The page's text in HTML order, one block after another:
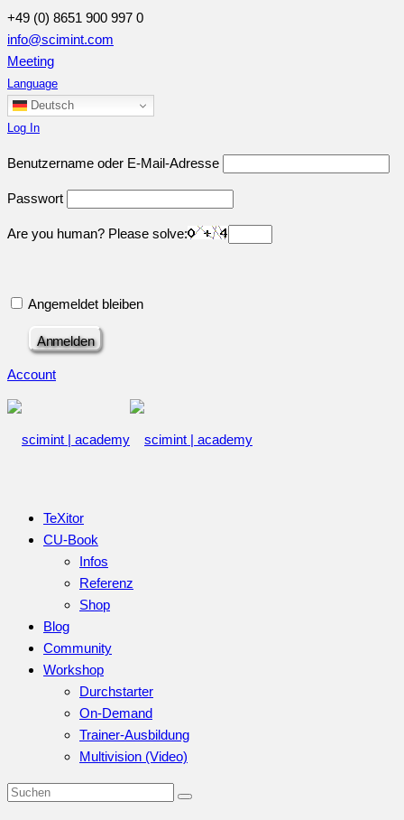
+49 (0) 8651 900 997 0
info@scimint.com
Meeting
Language
Deutsch
Log In
Benutzername oder E-Mail-Adresse
Passwort
Are you human? Please solve:
Angemeldet bleiben
Account
TeXitor
CU-Book
Infos
Referenz
Shop
Blog
Community
Workshop
Durchstarter
On-Demand
Trainer-Ausbildung
Multivision (Video)